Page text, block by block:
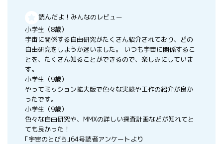
読んだよ！みんなのレビュー
小学生（8歳）
宇宙に関係する自由研究がたくさん紹介されており、どの
自由研究をしようか迷いました。 いつも宇宙に関係するこ
とを、たくさん知ることができるので、楽しみにしていま
す。
小学生（9歳）
やってミッション拡大版で色々な実験や工作の紹介が良か
ったです。
小学生（9歳）
色々な自由研究や、MMXの詳しい探査計画などが知れてと
ても良かった！
｢宇宙のとびら｣64号読者アンケートより